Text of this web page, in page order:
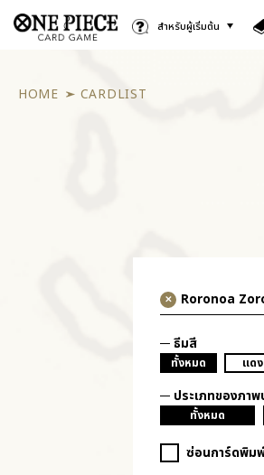
สำหรับผู้เริ่มต้น
HOME CARDLIST
ธีมสี
ทั้งหมด แดง
ประเภทของภา
ทั้งหมด
ซ่อนการ์ดพิม